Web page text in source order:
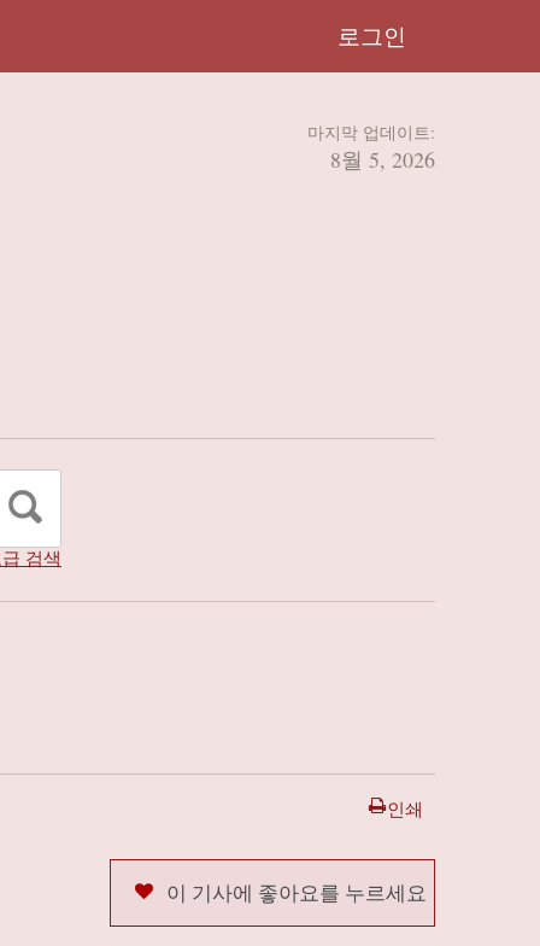
로그인
마지막 업데이트:
8월 5, 2026
급 검색
인쇄
이 기사에 좋아요를 누르세요